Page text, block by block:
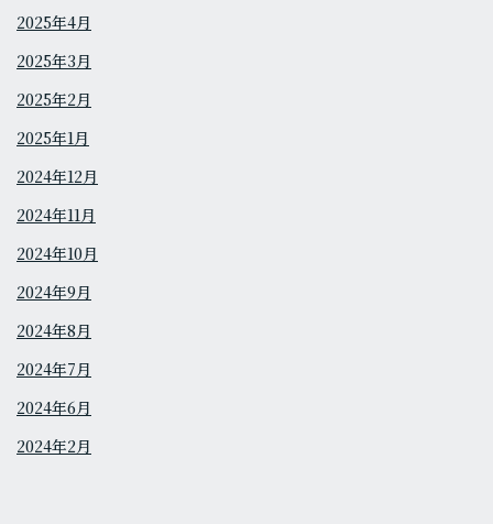
2025年4月
2025年3月
2025年2月
2025年1月
2024年12月
2024年11月
2024年10月
2024年9月
2024年8月
2024年7月
2024年6月
2024年2月